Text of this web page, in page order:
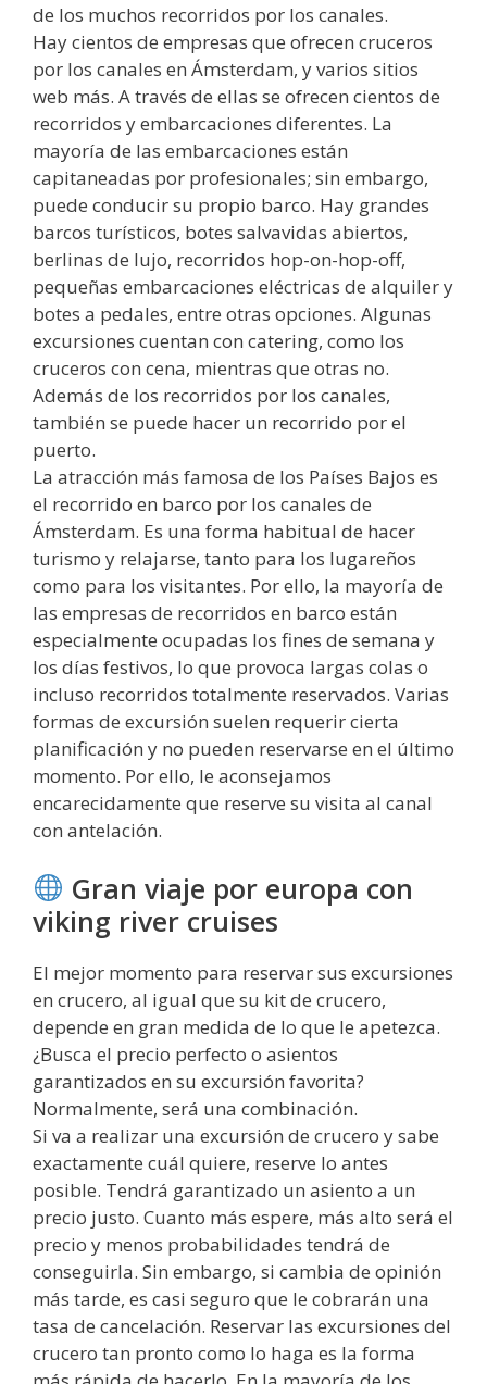
de los muchos recorridos por los canales.
Hay cientos de empresas que ofrecen cruceros
por los canales en Ámsterdam, y varios sitios
web más. A través de ellas se ofrecen cientos de
recorridos y embarcaciones diferentes. La
mayoría de las embarcaciones están
capitaneadas por profesionales; sin embargo,
puede conducir su propio barco. Hay grandes
barcos turísticos, botes salvavidas abiertos,
berlinas de lujo, recorridos hop-on-hop-off,
pequeñas embarcaciones eléctricas de alquiler y
botes a pedales, entre otras opciones. Algunas
excursiones cuentan con catering, como los
cruceros con cena, mientras que otras no.
Además de los recorridos por los canales,
también se puede hacer un recorrido por el
puerto.
La atracción más famosa de los Países Bajos es
el recorrido en barco por los canales de
Ámsterdam. Es una forma habitual de hacer
turismo y relajarse, tanto para los lugareños
como para los visitantes. Por ello, la mayoría de
las empresas de recorridos en barco están
especialmente ocupadas los fines de semana y
los días festivos, lo que provoca largas colas o
incluso recorridos totalmente reservados. Varias
formas de excursión suelen requerir cierta
planificación y no pueden reservarse en el último
momento. Por ello, le aconsejamos
encarecidamente que reserve su visita al canal
con antelación.
Gran viaje por europa con
viking river cruises
El mejor momento para reservar sus excursiones
en crucero, al igual que su kit de crucero,
depende en gran medida de lo que le apetezca.
¿Busca el precio perfecto o asientos
garantizados en su excursión favorita?
Normalmente, será una combinación.
Si va a realizar una excursión de crucero y sabe
exactamente cuál quiere, reserve lo antes
posible. Tendrá garantizado un asiento a un
precio justo. Cuanto más espere, más alto será el
precio y menos probabilidades tendrá de
conseguirla. Sin embargo, si cambia de opinión
más tarde, es casi seguro que le cobrarán una
tasa de cancelación. Reservar las excursiones del
crucero tan pronto como lo haga es la forma